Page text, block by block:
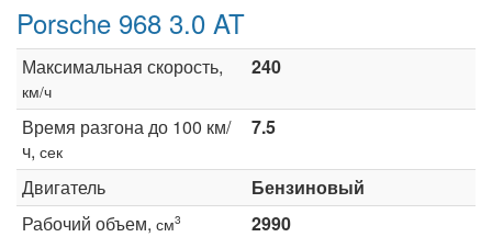
Porsche 968 3.0 AT
Максимальная скорость,
км/ч
240
Время разгона до 100 км/
ч, сек
7.5
Двигатель
Бензиновый
Рабочий объем, см3
2990